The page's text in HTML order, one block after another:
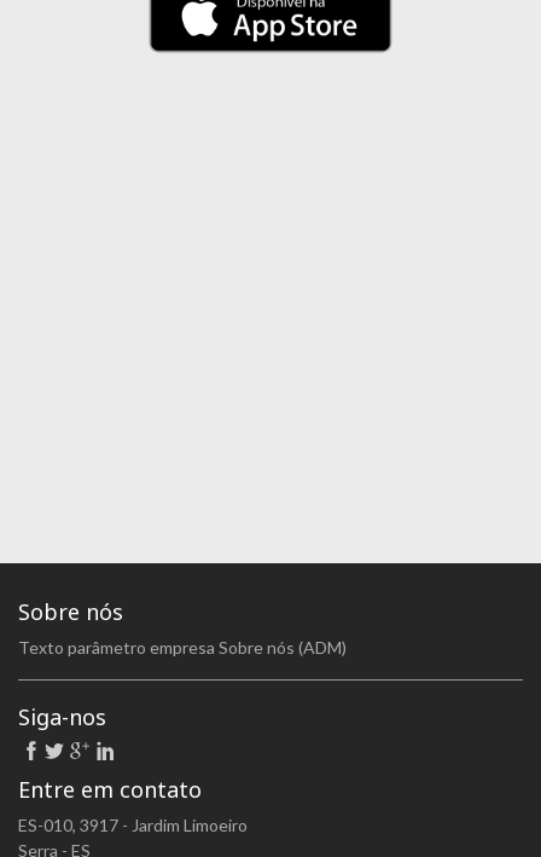
Sobre nós
Texto parâmetro empresa Sobre nós (ADM)
Siga-nos
Entre em contato
ES-010, 3917 - Jardim Limoeiro
Serra - ES